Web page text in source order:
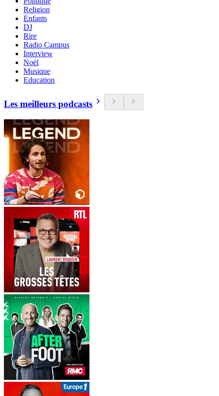
Religion
Enfants
DJ
Rire
Radio Campus
Interview
Noël
Musique
Education
Les meilleurs podcasts